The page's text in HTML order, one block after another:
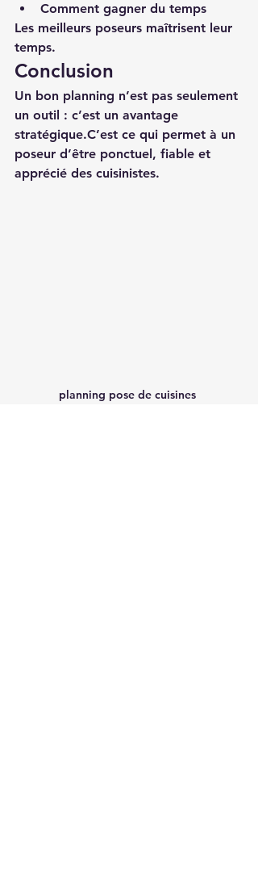
Comment gagner du temps
Les meilleurs poseurs maîtrisent leur
temps.
Conclusion
Un bon planning n’est pas seulement
un outil : c’est un avantage
stratégique.C’est ce qui permet à un
poseur d’être ponctuel, fiable et
apprécié des cuisinistes.
planning pose de cuisines